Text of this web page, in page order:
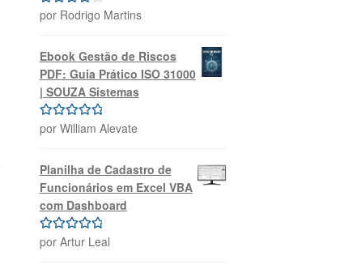
Avaliação
por Rodrigo Martins
Ebook Gestão de Riscos
PDF: Guia Prático ISO 31000
| SOUZA Sistemas
Avaliação5
por William Alevate
Planilha de Cadastro de
Funcionários em Excel VBA
com Dashboard
Avaliação 5
por Artur Leal